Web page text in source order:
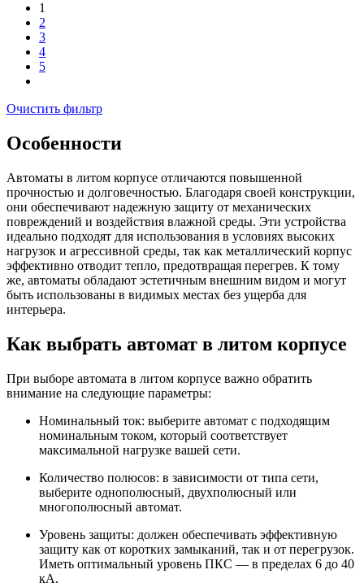
1
2
3
4
5
Очистить фильтр
Особенности
Автоматы в литом корпусе отличаются повышенной
прочностью и долговечностью. Благодаря своей конструкции,
они обеспечивают надежную защиту от механических
повреждений и воздействия влажной среды. Эти устройства
идеально подходят для использования в условиях высоких
нагрузок и агрессивной среды, так как металлический корпус
эффективно отводит тепло, предотвращая перегрев. К тому
же, автоматы обладают эстетичным внешним видом и могут
быть использованы в видимых местах без ущерба для
интерьера.
Как выбрать автомат в литом корпусе
При выборе автомата в литом корпусе важно обратить
внимание на следующие параметры:
Номинальный ток: выберите автомат с подходящим
номинальным током, который соответствует
максимальной нагрузке вашей сети.
Количество полюсов: в зависимости от типа сети,
выберите однополюсный, двухполюсный или
многополюсный автомат.
Уровень защиты: должен обеспечивать эффективную
защиту как от коротких замыканий, так и от перегрузок.
Иметь оптимальный уровень ПКС — в пределах 6 до 40
кА.